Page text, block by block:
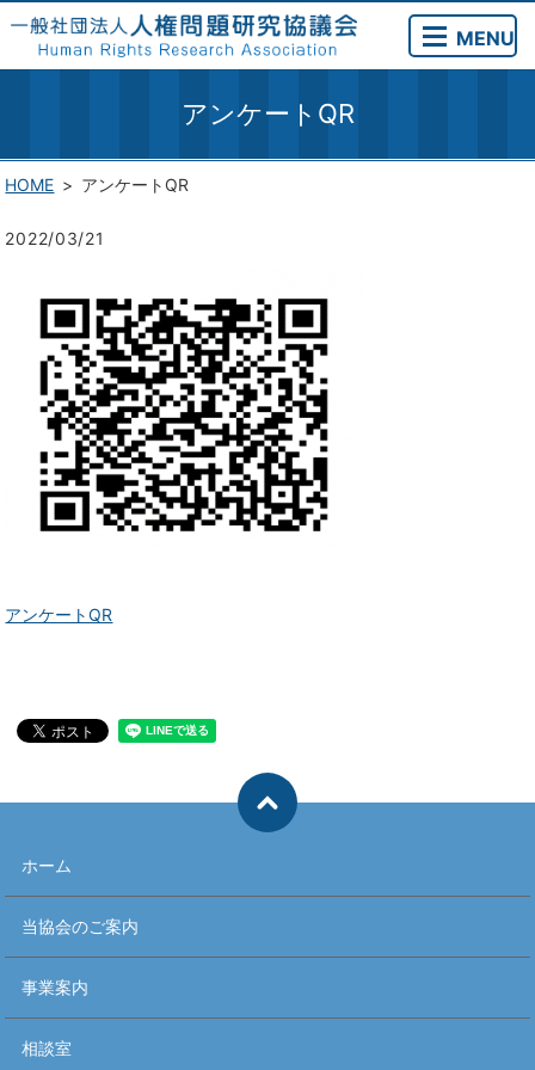
MENU
アンケートQR
HOME アンケートQR
2022/03/21
アンケートQR
ホーム
当協会のご案内
事業案内
相談室